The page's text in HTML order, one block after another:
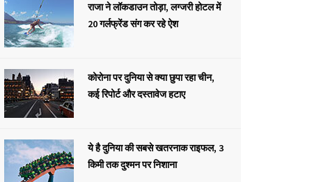
राजा ने लॉकडाउन तोड़ा, लग्जरी होटल में
20 गर्लफ्रेंड संग कर रहे ऐश
कोरोना पर दुनिया से क्या छुपा रहा चीन,
कई रिपोर्ट और दस्तावेज हटाए
ये है दुनिया की सबसे खतरनाक राइफल, 3
किमी तक दुश्मन पर निशाना